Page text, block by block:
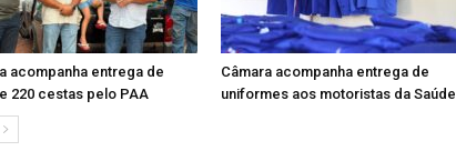
acompanha entrega de
220 cestas pelo PAA
Câmara acompanha entrega de
uniformes aos motoristas da Saúde